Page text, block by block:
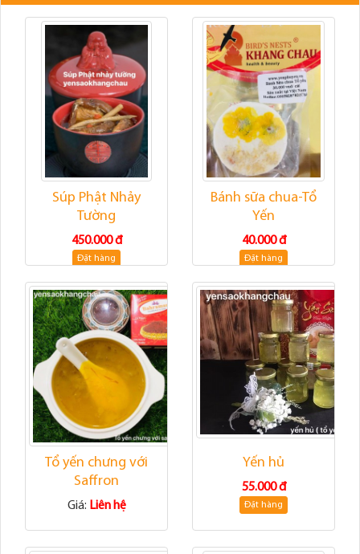
Súp Phật Nhảy
Tường
450.000 đ
Đặt hàng
Bánh sữa chua-Tổ
Yến
40.000 đ
Đặt hàng
Tổ yến chưng với
Saffron
Giá: Liên hệ
Yến hủ
55.000 đ
Đặt hàng